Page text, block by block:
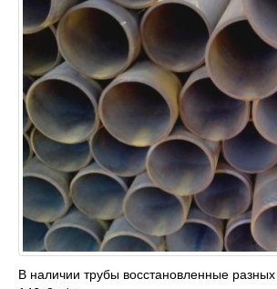
В наличии трубы восстановленные